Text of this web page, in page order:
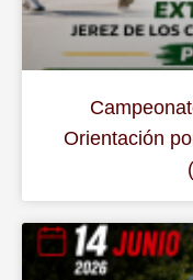
Orientación